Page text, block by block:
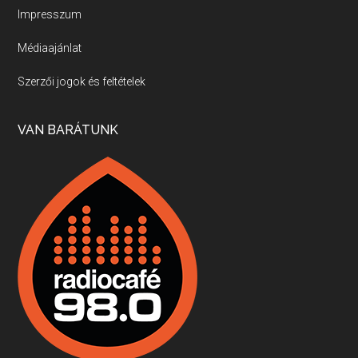
Villány, kékfrankos, Jackfall
Apr 17, 2026 • 00:35:38
Boston, teadélután, bab és homár
Apr 9, 2026 • 00:37:17
Fermentáljunk, a testünk meghálálja!
Apr 3, 2026 • 00:36:07
Impresszum
Médiaajánlat
Szerzői jogok és feltételek
VAN BARÁTUNK